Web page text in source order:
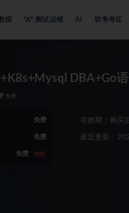
据 测试运维 AI 软考考证
DBA+Go
免费
免费
免费
免费 推荐
有效期：购买
最近更新：